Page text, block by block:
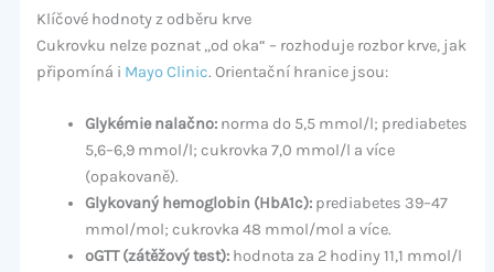
Klíčové hodnoty z odběru krve
Cukrovku nelze poznat „od oka“ – rozhoduje rozbor krve, jak
připomíná i Mayo Clinic. Orientační hranice jsou:
Glykémie nalačno:norma do 5,5 mmol/l; prediabetes
5,6–6,9 mmol/l; cukrovka 7,0 mmol/l a více
(opakovaně).
Glykovaný hemoglobin (HbA1c):prediabetes 39–47
mmol/mol; cukrovka 48 mmol/mol a více.
oGTT (zátěžový test):hodnota za 2 hodiny 11,1 mmol/l